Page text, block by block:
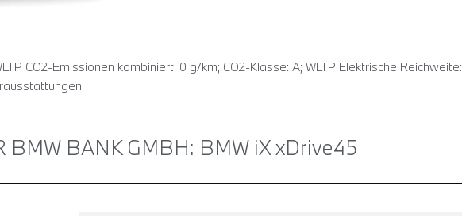
CO2-Emissionen kombiniert: 0 g/km; CO2-Klasse: A; WLTP Elektrische Reichweite:
BANK GMBH: BMW iX xDrive45